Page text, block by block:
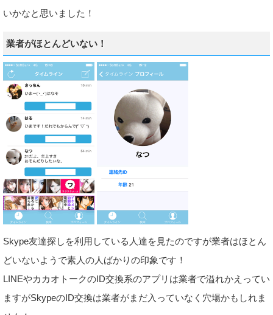
いかなと思いました！
業者がほとんどいない！
Skype友達探しを利用している人達を見たのですが業者はほとん
どいないようで素人の人ばかりの印象です！
LINEやカカオトークのID交換系のアプリは業者で溢れかえってい
ますがSkypeのID交換は業者がまだ入っていなく穴場かもしれま